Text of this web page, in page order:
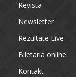
Revista
Newsletter
Rezultate Live
Biletaria online
Kontakt